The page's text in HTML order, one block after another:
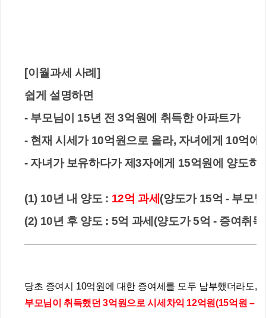
[이월과세 사례]
쉽게 설명하면
- 부모님이 15년 전 3억원에 취득한 아파트가
- 현재 시세가 10억원으로 올라, 자녀에게 10억에
- 자녀가 보유하다가 제3자에게 15억원에 양도하
(1) 10년 내 양도 : 12억 과세 (양도가 15억 - 부모
(2) 10년 후 양도 : 5억 과세(양도가 5억 - 증여취
당초 증여시 10억원에 대한 증여세를 모두 납부했더라도,
부모님이 취득했던 3억원으로 시세차익 12억원(15억원 –